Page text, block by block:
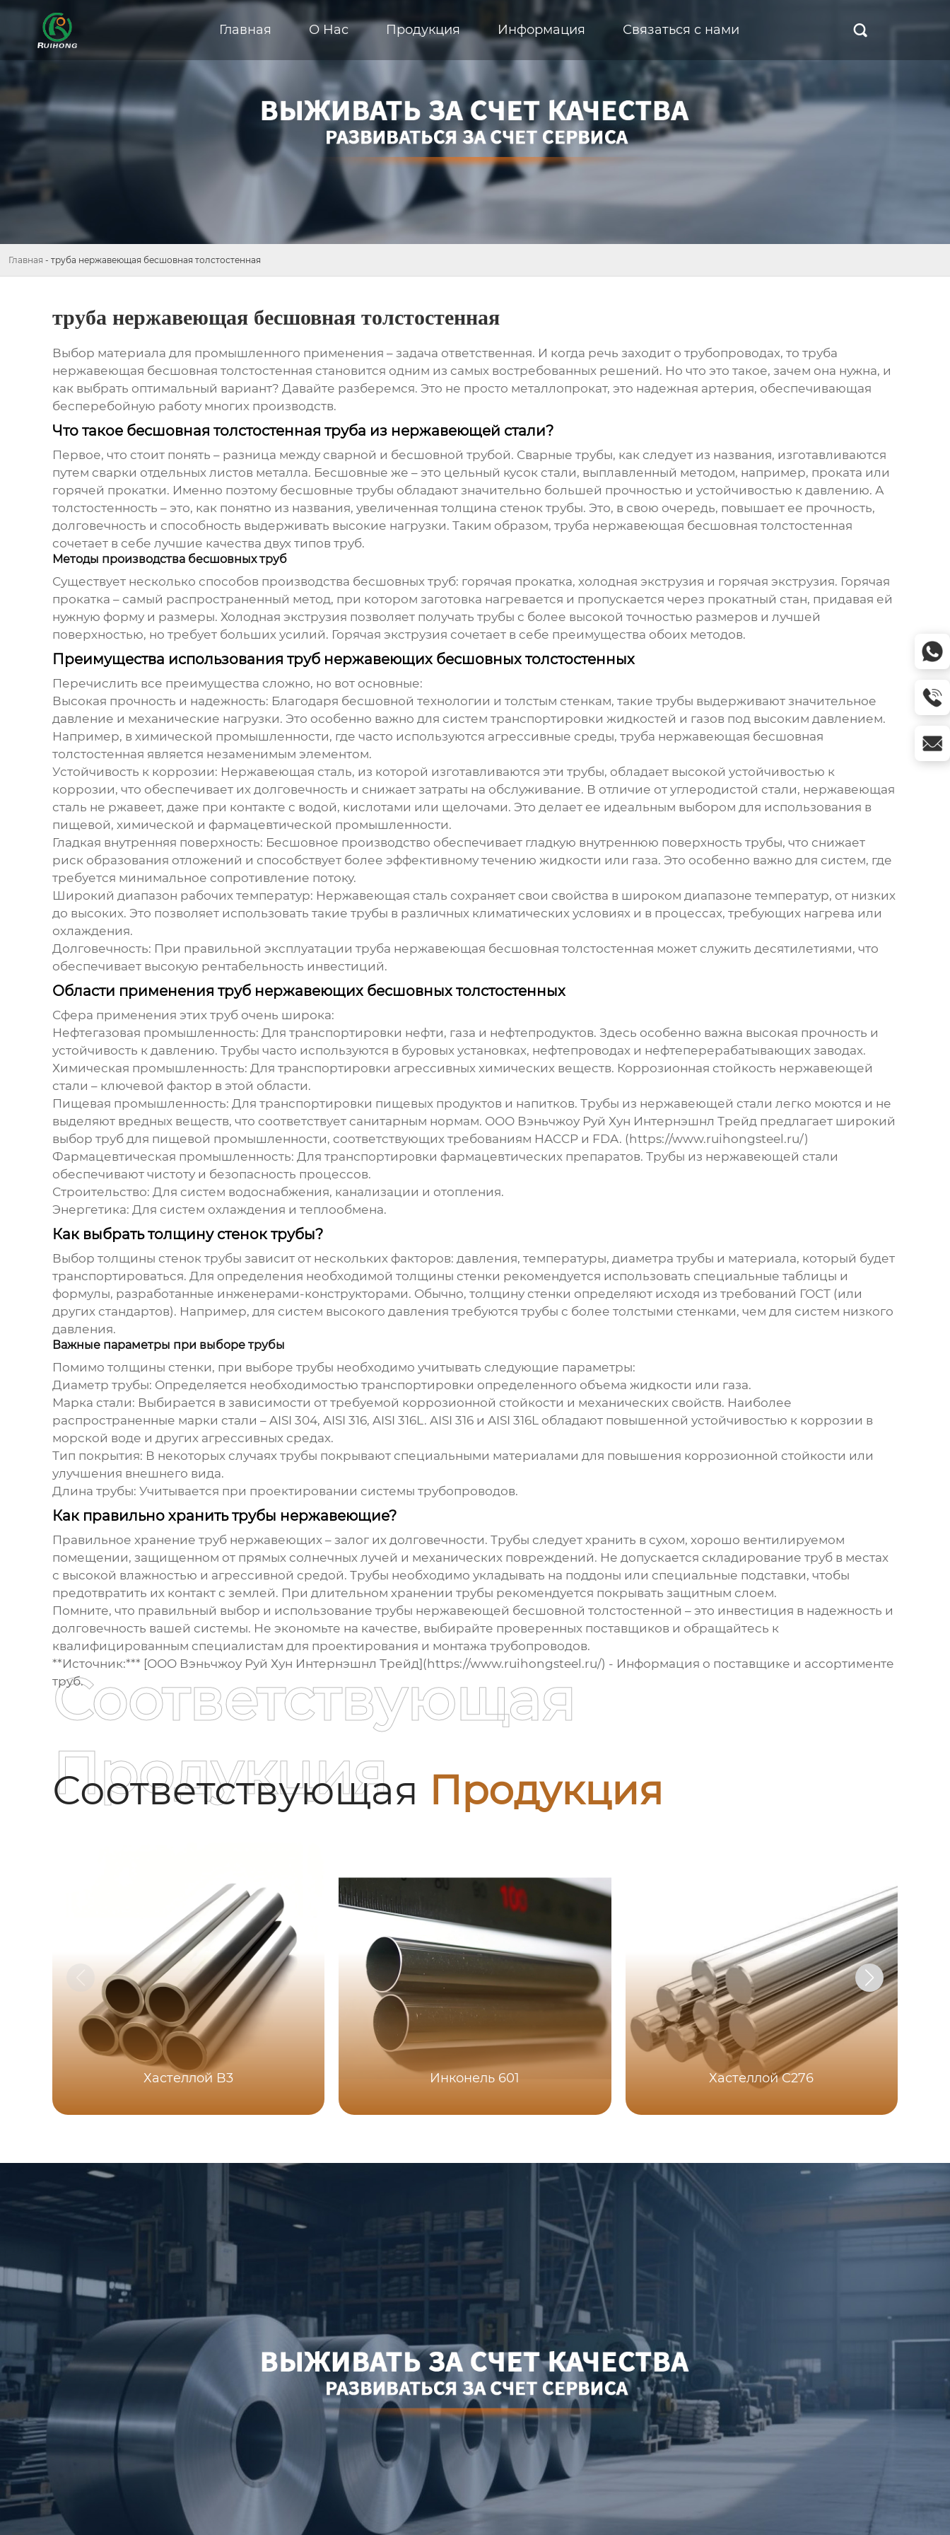
Главная О Hас Продукция Информация Связаться с нами 
Главная - труба нержавеющая бесшовная толстостенная
труба нержавеющая бесшовная толстостенная
Выбор материала для промышленного применения – задача ответственная. И когда речь заходит о трубопроводах, то труба
нержавеющая бесшовная толстостенная становится одним из самых востребованных решений. Но что это такое, зачем она нужна, и
как выбрать оптимальный вариант? Давайте разберемся. Это не просто металлопрокат, это надежная артерия, обеспечивающая
бесперебойную работу многих производств.
Что такое бесшовная толстостенная труба из нержавеющей стали?
Первое, что стоит понять – разница между сварной и бесшовной трубой. Сварные трубы, как следует из названия, изготавливаются
путем сварки отдельных листов металла. Бесшовные же – это цельный кусок стали, выплавленный методом, например, проката или
горячей прокатки. Именно поэтому бесшовные трубы обладают значительно большей прочностью и устойчивостью к давлению. А
толстостенность – это, как понятно из названия, увеличенная толщина стенок трубы. Это, в свою очередь, повышает ее прочность,
долговечность и способность выдерживать высокие нагрузки. Таким образом, труба нержавеющая бесшовная толстостенная
сочетает в себе лучшие качества двух типов труб.
Методы производства бесшовных труб
Существует несколько способов производства бесшовных труб: горячая прокатка, холодная экструзия и горячая экструзия. Горячая
прокатка – самый распространенный метод, при котором заготовка нагревается и пропускается через прокатный стан, придавая ей
нужную форму и размеры. Холодная экструзия позволяет получать трубы с более высокой точностью размеров и лучшей
поверхностью, но требует больших усилий. Горячая экструзия сочетает в себе преимущества обоих методов.
Преимущества использования труб нержавеющих бесшовных толстостенных
Перечислить все преимущества сложно, но вот основные:
Высокая прочность и надежность: Благодаря бесшовной технологии и толстым стенкам, такие трубы выдерживают значительное
давление и механические нагрузки. Это особенно важно для систем транспортировки жидкостей и газов под высоким давлением.
Например, в химической промышленности, где часто используются агрессивные среды, труба нержавеющая бесшовная
толстостенная является незаменимым элементом.
Устойчивость к коррозии: Нержавеющая сталь, из которой изготавливаются эти трубы, обладает высокой устойчивостью к
коррозии, что обеспечивает их долговечность и снижает затраты на обслуживание. В отличие от углеродистой стали, нержавеющая
сталь не ржавеет, даже при контакте с водой, кислотами или щелочами. Это делает ее идеальным выбором для использования в
пищевой, химической и фармацевтической промышленности.
Гладкая внутренняя поверхность: Бесшовное производство обеспечивает гладкую внутреннюю поверхность трубы, что снижает
риск образования отложений и способствует более эффективному течению жидкости или газа. Это особенно важно для систем, где
требуется минимальное сопротивление потоку.
Широкий диапазон рабочих температур: Нержавеющая сталь сохраняет свои свойства в широком диапазоне температур, от низких
до высоких. Это позволяет использовать такие трубы в различных климатических условиях и в процессах, требующих нагрева или
охлаждения.
Долговечность: При правильной эксплуатации труба нержавеющая бесшовная толстостенная может служить десятилетиями, что
обеспечивает высокую рентабельность инвестиций.
Области применения труб нержавеющих бесшовных толстостенных
Сфера применения этих труб очень широка:
Нефтегазовая промышленность: Для транспортировки нефти, газа и нефтепродуктов. Здесь особенно важна высокая прочность и
устойчивость к давлению. Трубы часто используются в буровых установках, нефтепроводах и нефтеперерабатывающих заводах.
Химическая промышленность: Для транспортировки агрессивных химических веществ. Коррозионная стойкость нержавеющей
стали – ключевой фактор в этой области.
Пищевая промышленность: Для транспортировки пищевых продуктов и напитков. Трубы из нержавеющей стали легко моются и не
выделяют вредных веществ, что соответствует санитарным нормам. ООО Вэньчжоу Руй Хун Интернэшнл Трейд предлагает широкий
выбор труб для пищевой промышленности, соответствующих требованиям HACCP и FDA. (https://www.ruihongsteel.ru/)
Фармацевтическая промышленность: Для транспортировки фармацевтических препаратов. Трубы из нержавеющей стали
обеспечивают чистоту и безопасность процессов.
Строительство: Для систем водоснабжения, канализации и отопления.
Энергетика: Для систем охлаждения и теплообмена.
Как выбрать толщину стенок трубы?
Выбор толщины стенок трубы зависит от нескольких факторов: давления, температуры, диаметра трубы и материала, который будет
транспортироваться. Для определения необходимой толщины стенки рекомендуется использовать специальные таблицы и
формулы, разработанные инженерами-конструкторами. Обычно, толщину стенки определяют исходя из требований ГОСТ (или
других стандартов). Например, для систем высокого давления требуются трубы с более толстыми стенками, чем для систем низкого
давления.
Важные параметры при выборе трубы
Помимо толщины стенки, при выборе трубы необходимо учитывать следующие параметры:
Диаметр трубы: Определяется необходимостью транспортировки определенного объема жидкости или газа.
Марка стали: Выбирается в зависимости от требуемой коррозионной стойкости и механических свойств. Наиболее
распространенные марки стали – AISI 304, AISI 316, AISI 316L. AISI 316 и AISI 316L обладают повышенной устойчивостью к коррозии в
морской воде и других агрессивных средах.
Тип покрытия: В некоторых случаях трубы покрывают специальными материалами для повышения коррозионной стойкости или
улучшения внешнего вида.
Длина трубы: Учитывается при проектировании системы трубопроводов.
Как правильно хранить трубы нержавеющие?
Правильное хранение труб нержавеющих – залог их долговечности. Трубы следует хранить в сухом, хорошо вентилируемом
помещении, защищенном от прямых солнечных лучей и механических повреждений. Не допускается складирование труб в местах
с высокой влажностью и агрессивной средой. Трубы необходимо укладывать на поддоны или специальные подставки, чтобы
предотвратить их контакт с землей. При длительном хранении трубы рекомендуется покрывать защитным слоем.
Помните, что правильный выбор и использование трубы нержавеющей бесшовной толстостенной – это инвестиция в надежность и
долговечность вашей системы. Не экономьте на качестве, выбирайте проверенных поставщиков и обращайтесь к
квалифицированным специалистам для проектирования и монтажа трубопроводов.
**Источник:*** [ООО Вэньчжоу Руй Хун Интернэшнл Трейд](https://www.ruihongsteel.ru/) - Информация о поставщике и ассортименте
труб.
Соответствующая Продукция
Соответствующая
Продукция
Хастеллой B3 Инконель 601 Хастеллой C276